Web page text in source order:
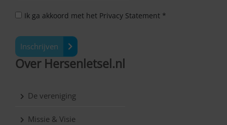
Ik ga akkoord met het Privacy Statement *
Inschrijven
Over Hersenletsel.nl
De vereniging
Missie & Visie